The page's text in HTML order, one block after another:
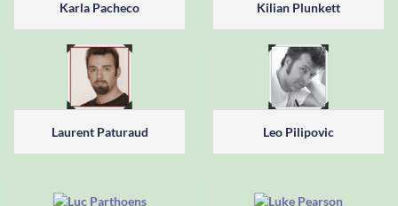
Karla Pacheco Kilian Plunkett
Laurent Paturaud Leo Pilipovic